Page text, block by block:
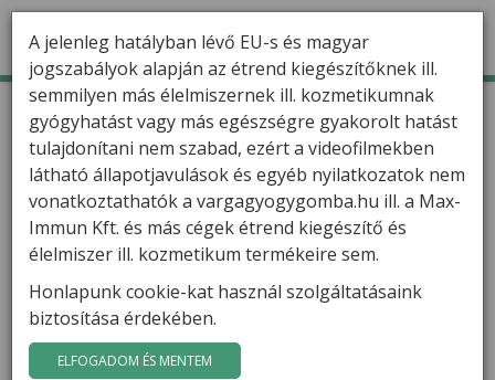
TERMÉKEK
HÍREK
VARGA GÁBOR
FILMEK
GYÓGYGOMBÁK
KAPCSOLAT
Kezdőlap
Varga Gábor szakcikkei
Ásványi anyagok és mesterséges vitaminok – a
kevesebb életben tart
Ásványi anyagok és
mesterséges vitaminok – a
kevesebb életben tart
Az ásványi anyagok és vitaminok szervezetünk
nélkülözhetetlen alkotóelemei. Izolált formában
adagolásuk azonban végzetes
következményekkel járhat abban az esetben, ha
A jelenleg hatályban lévő EU-s és magyar
jogszabályok alapján az étrend kiegészítőknek ill.
semmilyen más élelmiszernek ill. kozmetikumnak
gyógyhatást vagy más egészségre gyakorolt hatást
tulajdonítani nem szabad, ezért a videofilmekben
látható állapotjavulások és egyéb nyilatkozatok nem
vonatkoztathatók a vargagyogygomba.hu ill. a Max-
Immun Kft. és más cégek étrend kiegészítő és
élelmiszer ill. kozmetikum termékeire sem.
Honlapunk cookie-kat használ szolgáltatásaink
biztosítása érdekében.
ELFOGADOM ÉS MENTEM